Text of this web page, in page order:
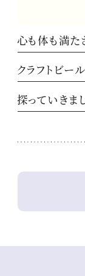
心も体も満た
クラフトビー
探っていきまし